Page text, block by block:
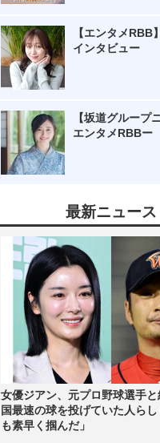
【エンタメRBB
インタビュー
【坂道グループ
エンタメRBBー
最新ニュース
女優ジアン、元プロ野球選手
国最速の球を投げていた人ら
も素早く掴んだ」